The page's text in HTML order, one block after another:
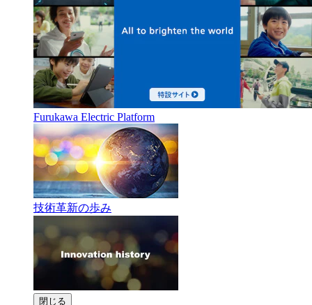
Furukawa Electric Platform
技術革新の歩み
閉じる